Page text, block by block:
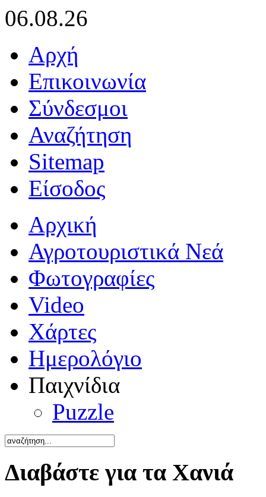
06.08.26
Αρχή
Επικοινωνία
Σύνδεσμοι
Αναζήτηση
Sitemap
Είσοδος
Αρχική
Αγροτουριστικά Νεά
Φωτογραφίες
Video
Χάρτες
Ημερολόγιο
Παιχνίδια
Puzzle
Διαβάστε για τα Χανιά